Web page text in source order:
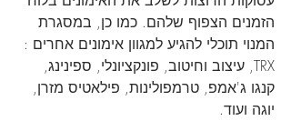
הזמנים הצפוף שלהם. כמו כן, במסגרת
המנוי תוכלי להגיע למגוון אימונים אחרים :
TRX, עיצוב וחיטוב, פונקציונלי, ספינינג,
קנגו ג'אמפ, טרמפולינות, פילאטיס מזרן,
יוגה ועוד.